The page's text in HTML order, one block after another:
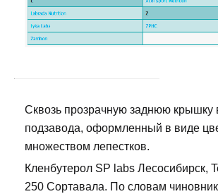
Сквозь прозрачную заднюю крышку
подзавода, оформленный в виде
множеством лепестков.
Кленбутерол SP labs Лесосибирск,
250 Сортавала. По словам